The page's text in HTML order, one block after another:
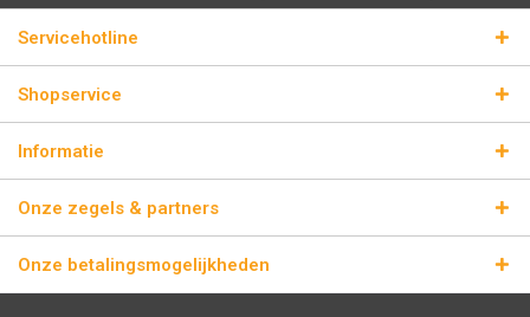
BLIKSEMVERZENDING
LICENTIESLEUTELS
Servicehotline
Shopservice
Informatie
Onze zegels & partners
Onze betalingsmogelijkheden